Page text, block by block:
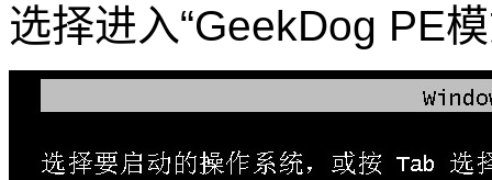
选择进入“GeekDog PE